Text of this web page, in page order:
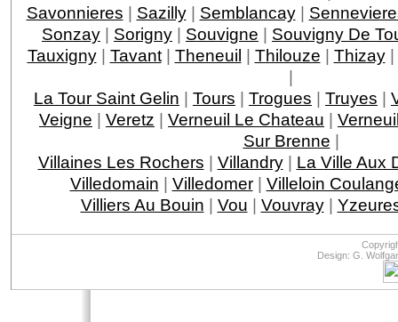
Savonnieres | Sazilly| Semblancay|
Sonzay | Sorigny | Souvigne | Souvigny De
Tauxigny| Tavant| Theneuil | Thilouze | Thizay|
|
La Tour Saint Gelin | Tours | Trogues | Truyes |
Veigne | Veretz | Verneuil Le Chateau |
Sur Brenne |
Villaines Les Rochers | Villandry| La Ville Aux
Villedomain | Villedomer| Villeloin
Villiers Au Bouin | Vou | Vouvray|
Design: G.